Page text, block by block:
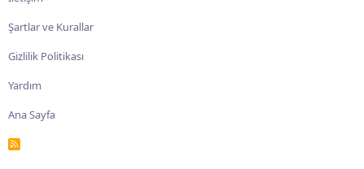
Şartlar ve Kurallar
Gizlilik Politikası
Yardım
Ana Sayfa
R